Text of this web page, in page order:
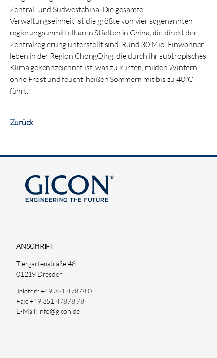
Zentral- und Südwestchina. Die gesamte
Verwaltungseinheit ist die größte von vier sogenannten
regierungsunmittelbaren Städten in China, die direkt der
Zentralregierung unterstellt sind. Rund 30 Mio. Einwohner
leben in der Region ChongQing, die durch ihr subtropisches
Klima gekennzeichnet ist, was zu kurzen, milden Wintern
ohne Frost und feucht-heißen Sommern mit bis zu 40°C
führt.
Zurück
ANSCHRIFT
Tiergartenstraße 48
01219 Dresden
Telefon: +49 351 47878 0
Fax: +49 351 47878 78
E-Mail: info@gicon.de